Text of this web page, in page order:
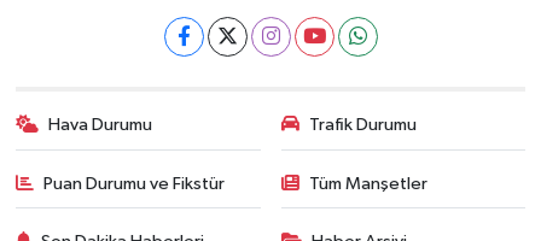
Hava Durumu Trafik Durumu
Puan Durumu ve Fikstür Tüm Manşetler